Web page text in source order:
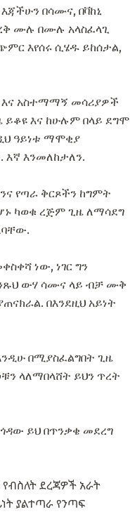
በሳሙና, በቫከኒ
ሙሉ በሙሉ አላስፈላጊ
እየሰሩ ሲሄዱ ይከሰታል,
እና አስተማማኝ መሳሪያዎች
እና ከሁሉም በላይ ደግሞ
ዓይነቱ ማሞቂያ
እንመለከታለን.
የጣራ ቅርጾችን ከግምት
ካወቁ ረጅም ጊዜ ለማሳደግ
ነው, ነገር ግን
ውሃ ሳሙና ላይ ብቻ ሙቅ
በእንደዚህ አይነት
በሚያስፈልግበት ጊዜ
ላለማበላሸት ይህን ጥረት
ይህ በጥንቃቄ መደረግ
ደረጃዎች አራት
ያልተጣራ የንጣፍ